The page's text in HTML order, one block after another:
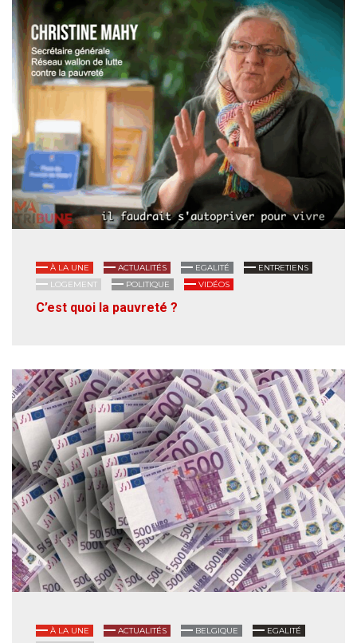
À LA UNE ACTUALITÉS EGALITÉ
ENTRETIENS
LOGEMENT
POLITIQUE VIDÉOS
C’est quoi la pauvreté ?
À LA UNE ACTUALITÉS BELGIQUE
EGALITÉ